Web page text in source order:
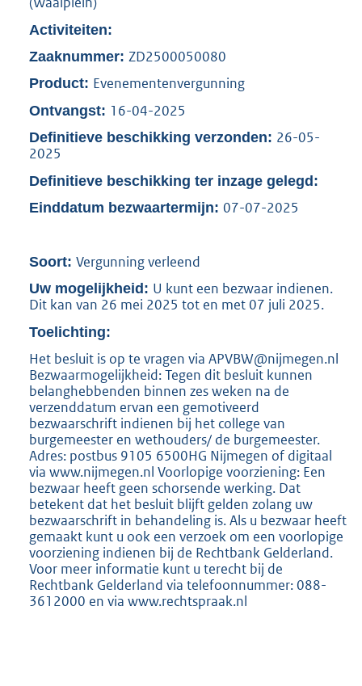
Activiteiten:
Zaaknummer: ZD2500050080
Product: Evenementenvergunning
Ontvangst: 16-04-2025
Definitieve beschikking verzonden: 26-05-
2025
Definitieve beschikking ter inzage gelegd:
Einddatum bezwaartermijn: 07-07-2025
Soort: Vergunning verleend
Uw mogelijkheid: U kunt een bezwaar indienen.
Dit kan van 26 mei 2025 tot en met 07 juli 2025.
Toelichting:
Het besluit is op te vragen via APVBW@nijmegen.nl
Bezwaarmogelijkheid: Tegen dit besluit kunnen
belanghebbenden binnen zes weken na de
verzenddatum ervan een gemotiveerd
bezwaarschrift indienen bij het college van
burgemeester en wethouders/ de burgemeester.
Adres: postbus 9105 6500HG Nijmegen of digitaal
via www.nijmegen.nl Voorlopige voorziening: Een
bezwaar heeft geen schorsende werking. Dat
betekent dat het besluit blijft gelden zolang uw
bezwaarschrift in behandeling is. Als u bezwaar heeft
gemaakt kunt u ook een verzoek om een voorlopige
voorziening indienen bij de Rechtbank Gelderland.
Voor meer informatie kunt u terecht bij de
Rechtbank Gelderland via telefoonnummer: 088-
3612000 en via www.rechtspraak.nl